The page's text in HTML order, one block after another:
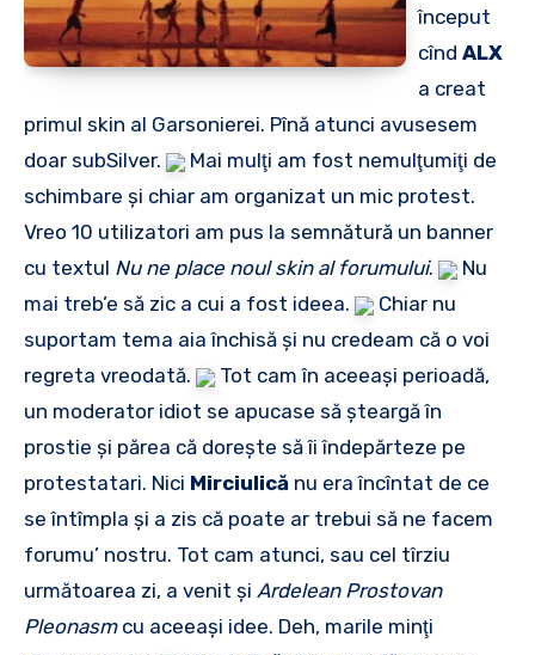
început
cînd ALX
a creat
primul skin al Garsonierei. Pînă atunci avusesem
doar subSilver.
Mai mulţi am fost nemulţumiţi de
schimbare şi chiar am organizat un mic protest.
Vreo 10 utilizatori am pus la semnătură un banner
cu textul Nu ne place noul skin al forumului.
Nu
mai treb’e să zic a cui a fost ideea.
Chiar nu
suportam tema aia închisă şi nu credeam că o voi
regreta vreodată.
Tot cam în aceeaşi perioadă,
un moderator idiot se apucase să şteargă în
prostie şi părea că doreşte să îi îndepărteze pe
protestatari. Nici Mirciulică nu era încîntat de ce
se întîmpla şi a zis că poate ar trebui să ne facem
forumu’ nostru. Tot cam atunci, sau cel tîrziu
următoarea zi, a venit şi Ardelean Prostovan
Pleonasmcu aceeaşi idee. Deh, marile minţi